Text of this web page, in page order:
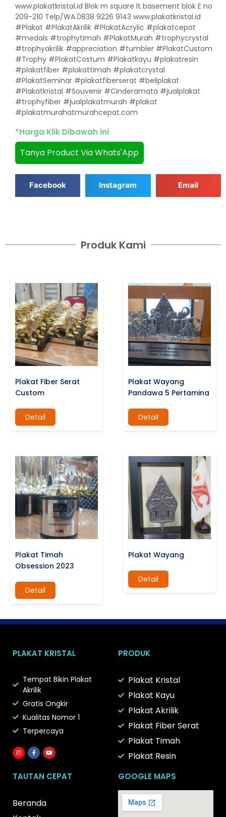
www.plakatkristal.id Blok m square lt basement blok E no
209-210 Telp/WA.0838 9226 9143 www.plakatkristal.id
#Plakat #PlakatAkrilik #PlakatAcrylic #plakatcepat
#medals #trophytimah #PlakatMurah #trophycrystal
#trophyakrilik #appreciation #tumbler #PlakatCustom
#Trophy #PlakatCostum #Plakatkayu #plakatresin
#plakatfiber #plakattimah #plakatcrystal
#PlakatSeminar #plakatfiberserat #beliplakat
#Plakatkristal #Souvenir #Cinderamata #jualplakat
#trophyfiber #jualplakatmurah #plakat
#plakatmurahatmurahcepat.com
*Harga Klik Dibawah ini
Tanya Product Via Whats'App
Facebook Instagram Email
Produk Kami
Plakat Fiber Serat
Custom
Detail
Plakat Wayang
Pandawa 5 Pertamina
Detail
Plakat Timah
Obsession 2023
Detail
Plakat Wayang
Detail
PLAKAT KRISTAL
Tempat Bikin Plakat
Akrilik
Gratis Ongkir
Kualitas Nomor 1
Terpercaya
PRODUK
Plakat Kristal
Plakat Kayu
Plakat Akrilik
Plakat Fiber Serat
Plakat Timah
Plakat Resin
TAUTAN CEPAT
Beranda
GOOGLE MAPS